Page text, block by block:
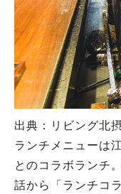
出典：リビング北
ランチメニューは
とのコラボランチ
話から「ランチコ